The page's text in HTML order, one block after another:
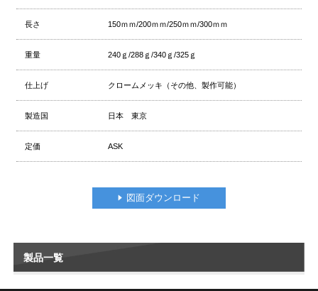
長さ 150ｍｍ/200ｍｍ/250ｍｍ/300ｍｍ
重量 240ｇ/288ｇ/340ｇ/325ｇ
仕上げ クロームメッキ（その他、製作可能）
製造国 日本 東京
定価 ASK
図面ダウンロード
製品一覧